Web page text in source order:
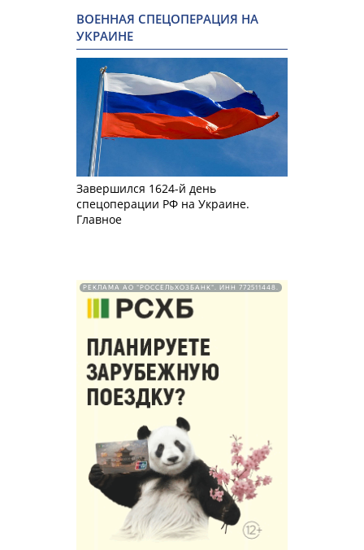
ВОЕННАЯ СПЕЦОПЕРАЦИЯ НА
УКРАИНЕ
Завершился 1624-й день
спецоперации РФ на Украине.
Главное
РЕКЛАМА АО "РОССЕЛЬХОЗБАНК". ИНН 772511448.